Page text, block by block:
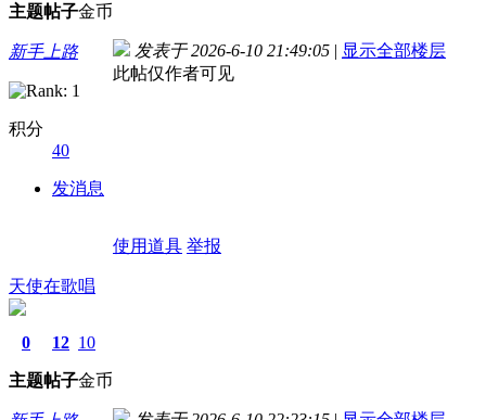
主题帖子金币
新手上路
积分
40
发消息
发表于 2026-6-10 21:49:05 | 显示全部楼层
此帖仅作者可见
使用道具 举报
天使在歌唱
0
主题
12
帖子
10
金币